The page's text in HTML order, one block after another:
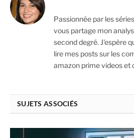
Passionnée par les
vous partage mon
second degré. J'espère
lire mes posts sur les
amazon prime videos et
SUJETS ASSOCIÉS